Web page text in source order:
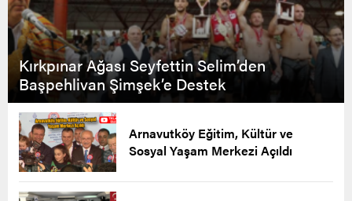
Kırkpınar Ağası Seyfettin Selim’den
Başpehlivan Şimşek’e Destek
Arnavutköy Eğitim, Kültür ve
Sosyal Yaşam Merkezi Açıldı